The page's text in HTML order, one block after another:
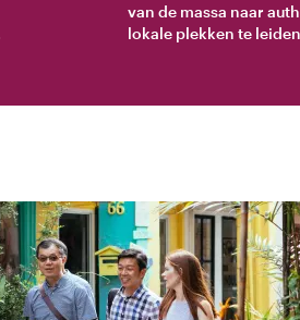
van de massa naar
lokale plekken te